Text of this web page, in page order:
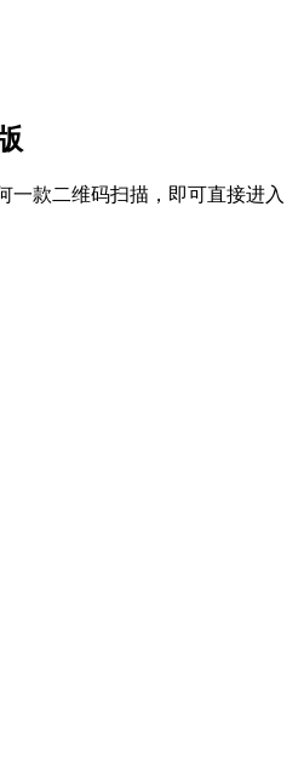
一款二维码扫描，即可直接进入